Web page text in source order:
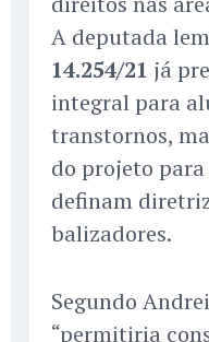
A deputada
14.254/21 já
integral para
transtornos,
do projeto
definam
balizadores.
Segundo
“permitiria